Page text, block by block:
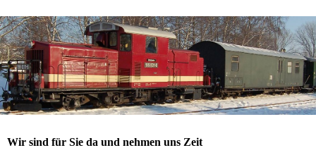
Wir sind für Sie da und nehmen uns Zeit